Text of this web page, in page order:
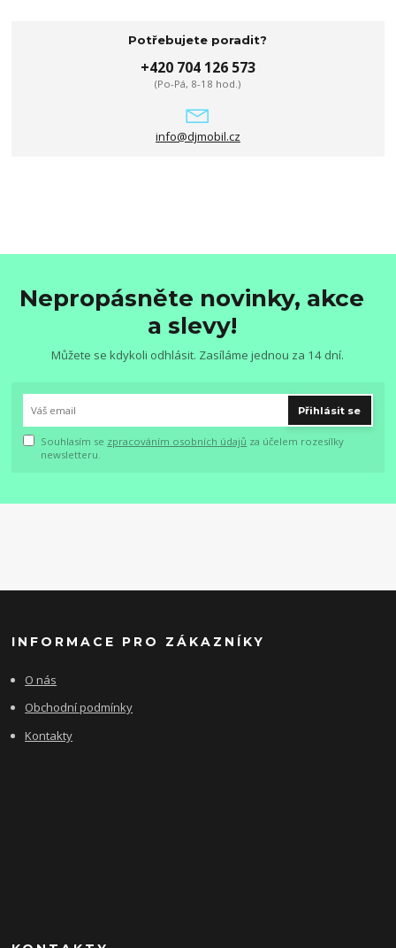
Potřebujete poradit?
+420 704 126 573
(Po-Pá, 8-18 hod.)
info@djmobil.cz
Nepropásněte novinky, akce
a slevy!
Můžete se kdykoli odhlásit. Zasíláme jednou za 14 dní.
Přihlásit se
Souhlasím se zpracováním osobních údajů za účelem rozesílky
newsletteru.
INFORMACE PRO ZÁKAZNÍKY
O nás
Obchodní podmínky
Kontakty